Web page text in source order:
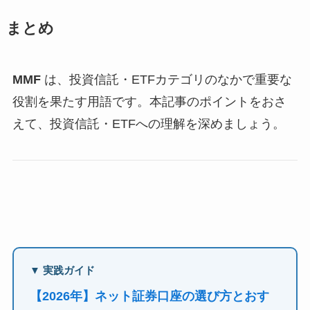
まとめ
MMFは、投資信託・ETFカテゴリのなかで重要な
役割を果たす用語です。本記事のポイントをおさ
えて、投資信託・ETFへの理解を深めましょう。
▼ 実践ガイド
【2026年】ネット証券口座の選び方とおす